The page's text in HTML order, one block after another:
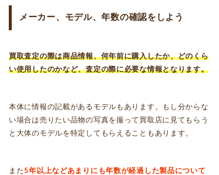
メーカー、モデル、年数の確認をしよう
買取査定の際は商品情報、何年前に購入したか、どのくら
い使用したのかなど、査定の際に必要な情報となります。
本体に情報の記載があるモデルもあります。もし分からな
い場合は売りたい品物の写真を撮って買取店に見てもらう
と大体のモデルを特定してもらえることもあります。
また5年以上などあまりにも年数が経過した製品について